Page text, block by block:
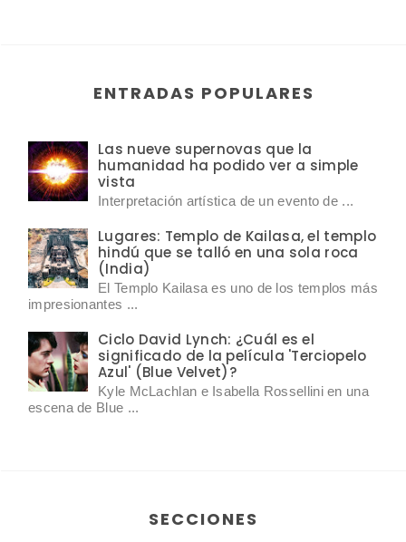
ENTRADAS POPULARES
Las nueve supernovas que la
humanidad ha podido ver a simple
vista
Interpretación artística de un evento de ...
Lugares: Templo de Kailasa, el templo
hindú que se talló en una sola roca
(India)
El Templo Kailasa es uno de los templos más
impresionantes ...
Ciclo David Lynch: ¿Cuál es el
significado de la película 'Terciopelo
Azul' (Blue Velvet)?
Kyle McLachlan e Isabella Rossellini en una
escena de Blue ...
SECCIONES